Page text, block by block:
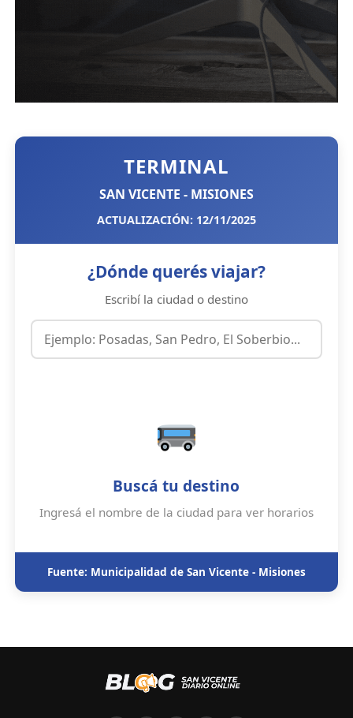
TERMINAL
SAN VICENTE - MISIONES
ACTUALIZACIÓN: 12/11/2025
¿Dónde querés viajar?
Escribí la ciudad o destino
Buscá tu destino
Ingresá el nombre de la ciudad para ver horarios
Fuente: Municipalidad de San Vicente - Misiones